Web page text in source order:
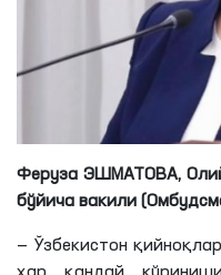
Феруза ЭШМАТОВА,
бўйича вакили
— Ўзбекистон